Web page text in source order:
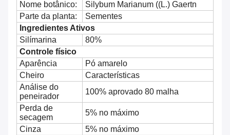
Nome botânico:
Silybum Marianum ((L.) Gaertn
Parte da planta:
Sementes
Ingredientes Ativos
Silímarina
80%
Controle físico
Aparência
Pó amarelo
Cheiro
Características
Análise do
peneirador
100% aprovado 80 malha
Perda de
secagem
5% no máximo
Cinza
5% no máximo